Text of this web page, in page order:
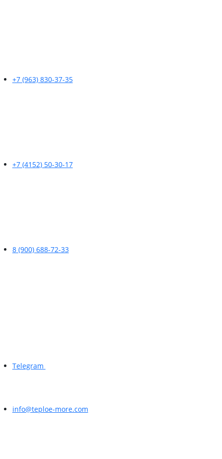
+7 (963) 830-37-35
+7 (4152) 50-30-17
8 (900) 688-72-33
Telegram
info@teploe-more.com